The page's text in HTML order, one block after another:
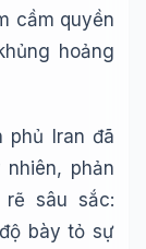
cầm quyền
hoảng
phủ Iran đã
phản
sâu sắc:
bày tỏ sự